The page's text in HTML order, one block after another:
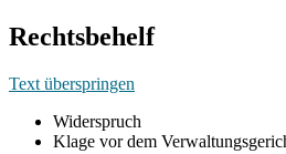
Rechtsbehelf
Text überspringen
Widerspruch
Klage vor dem